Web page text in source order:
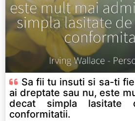
Sa fii tu insuti si sa-ti
ai dreptate sau nu, este
decat simpla lasitate
conformitatii.